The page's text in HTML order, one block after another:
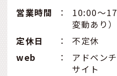
営業時間
：
10:00〜
変動あり）
定休日
：
不定休
web
：
アドベン
サイト